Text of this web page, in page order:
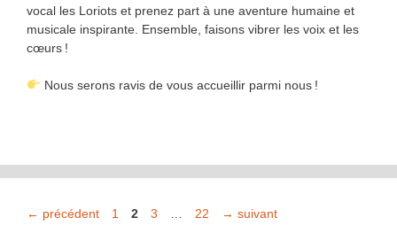
vocal les Loriots et prenez part à une aventure humaine et
musicale inspirante. Ensemble, faisons vibrer les voix et les
cœurs !
Nous serons ravis de vous accueillir parmi nous !
← précédent Page
1 Page
2 Page
3 Page
22 → suivant